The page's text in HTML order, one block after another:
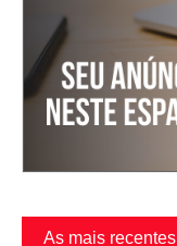
As mais recentes